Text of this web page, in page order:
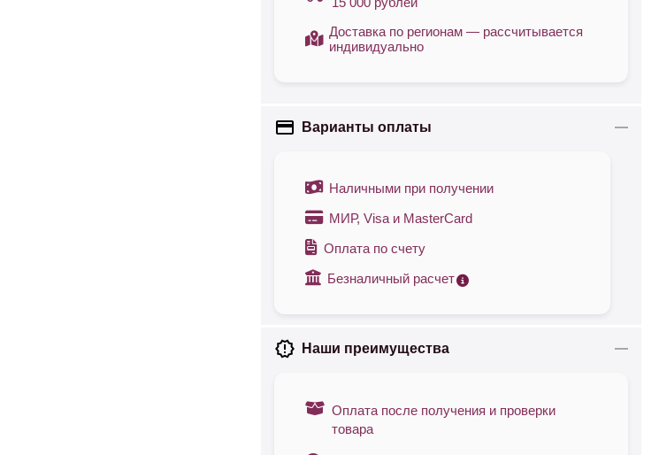
Доставка по регионам — рассчитывается
индивидуально
Варианты оплаты
Наличными при получении
МИР, Visa и MasterCard
Оплата по счету
Безналичный расчет
Наши преимущества
Оплата после получения и проверки
товара